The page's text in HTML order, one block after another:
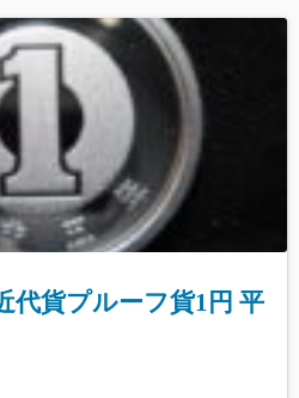
貨プルーフ貨1円 平